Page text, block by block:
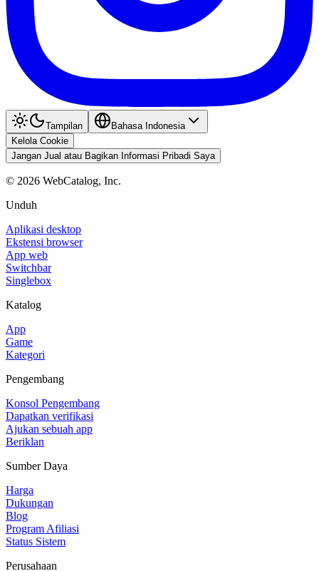
Tampilan
Bahasa Indonesia
Kelola Cookie
Jangan Jual atau Bagikan Informasi Pribadi Saya
© 2026 WebCatalog, Inc.
Unduh
Aplikasi desktop
Ekstensi browser
App web
Switchbar
Singlebox
Katalog
App
Game
Kategori
Pengembang
Konsol Pengembang
Dapatkan verifikasi
Ajukan sebuah app
Beriklan
Sumber Daya
Harga
Dukungan
Blog
Program Afiliasi
Status Sistem
Perusahaan